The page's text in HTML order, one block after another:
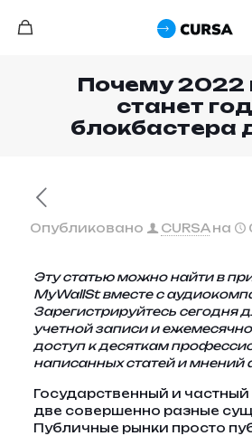
Почему 2022
станет
блокбастера
Опубликовано CURSA на
Эту статью можно найти в
MyWallSt вместе с
Зарегистрируйтесь сегодня
учетной записии
доступ к десяткам
написанных статей и мнений
Государственный и
две совершенно разные
Публичные рынки просто